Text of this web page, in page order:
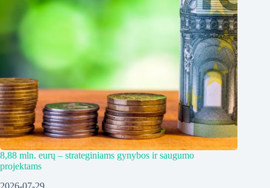
8,88 mln. eurų – strateginiams gynybos ir saugumo
projektams
2026-07-29